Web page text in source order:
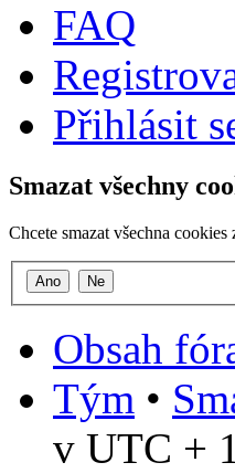
FAQ
Přihlásit
Smazat všechny
Chcete smazat všechna
Obsah
Tým •
v UTC +